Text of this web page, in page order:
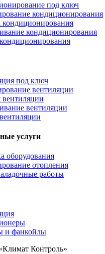
под ключ
кондиционирования
кондиционирования
под ключ
вентиляции
вентиляции
услуги
оборудования
отопления
работы
и фанкойлы
Контроль»